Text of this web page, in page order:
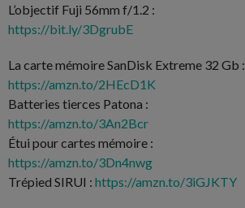
L’objectif Fuji 56mm f/1.2 :
https://bit.ly/3DgrubE
La carte mémoire SanDisk Extreme 32 Gb :
https://amzn.to/2HEcD1K
Batteries tierces Patona :
https://amzn.to/3An2Bcr
Étui pour cartes mémoire :
https://amzn.to/3Dn4nwg
Trépied SIRUI : https://amzn.to/3iGJKTY